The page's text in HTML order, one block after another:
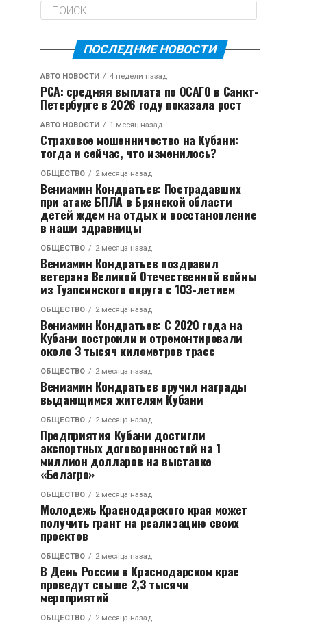
ПОСЛЕДНИЕ НОВОСТИ
АВТО НОВОСТИ 4 недели назад
РСА: средняя выплата по ОСАГО в Санкт-
Петербурге в 2026 году показала рост
АВТО НОВОСТИ 1 месяц назад
Страховое мошенничество на Кубани:
тогда и сейчас, что изменилось?
ОБЩЕСТВО 2 месяца назад
Вениамин Кондратьев: Пострадавших
при атаке БПЛА в Брянской области
детей ждем на отдых и восстановление
в наши здравницы
ОБЩЕСТВО 2 месяца назад
Вениамин Кондратьев поздравил
ветерана Великой Отечественной войны
из Туапсинского округа с 103-летием
ОБЩЕСТВО 2 месяца назад
Вениамин Кондратьев: С 2020 года на
Кубани построили и отремонтировали
около 3 тысяч километров трасс
ОБЩЕСТВО 2 месяца назад
Вениамин Кондратьев вручил награды
выдающимся жителям Кубани
ОБЩЕСТВО 2 месяца назад
Предприятия Кубани достигли
экспортных договоренностей на 1
миллион долларов на выставке
«Белагро»
ОБЩЕСТВО 2 месяца назад
Молодежь Краснодарского края может
получить грант на реализацию своих
проектов
ОБЩЕСТВО 2 месяца назад
В День России в Краснодарском крае
проведут свыше 2,3 тысячи
мероприятий
ОБЩЕСТВО 2 месяца назад